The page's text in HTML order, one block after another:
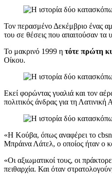
Τον περασμένο Δεκέμβριο ένας
του σε θέσεις που απαιτούσαν τα
Το μακρινό 1999 η τότε πρώτη
Οίκου.
Εκεί φορώντας γυαλιά και τον
πολιτικός άνδρας για τη Λατινική
«Η Κούβα, όπως αναφέρει το
Μπράινα Λάτελ, ο οποίος ήταν ο
«Οι αξιωματικοί τους, οι
πειθαρχία. Και όταν